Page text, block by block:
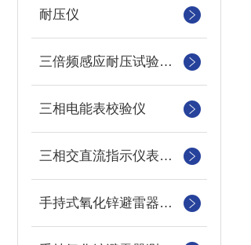
耐压仪
三倍频感应耐压试验装置
三相电能表校验仪
三相交直流指示仪表装置
手持式氧化锌避雷器测试仪